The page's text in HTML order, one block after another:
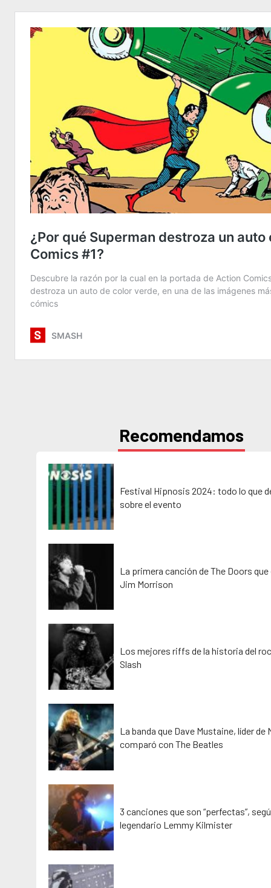
Recomendamos
Festival Hipnosis 2024: todo lo que
sobre el evento
La primera canción de The Doors
Jim Morrison
Los mejores riffs de la historia del
Slash
La banda que Dave Mustaine, líder de
comparó con The Beatles
3 canciones que son “perfectas”,
legendario Lemmy Kilmister